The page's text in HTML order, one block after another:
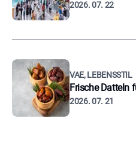
2026. 07. 22
VAE, LEBENSSTIL
Frische Datteln
2026. 07. 21